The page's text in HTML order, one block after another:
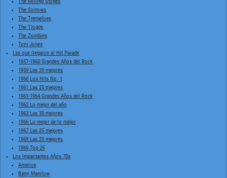
The Sorrows
The Tremeloes
The Troggs
The Zombies
Tom Jones
Las que llegaron al Hit Parade
1957-1960 Grandes Años del Rock
1959 Las 20 mejores
1960 Los Hits No. 1
1961 Las 25 mejores
1961-1964 Grandes Años del Rock
1962 Lo mejor del año
1963 Las 30 mejores
1966 Lo mejor de lo mejor
1967 Las 25 mejores
1968 Las 25 mejores
1969 Top 25
Los Impactantes Años 70s
America
Barry Manilow